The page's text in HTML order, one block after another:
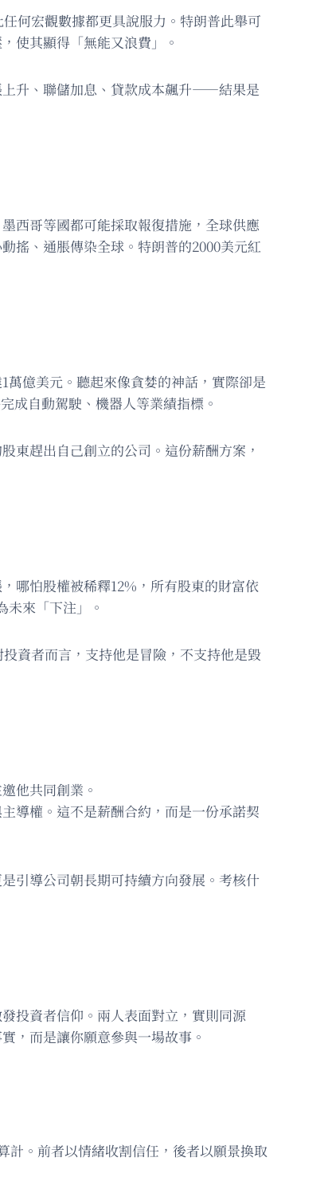
何宏觀數據都更具說服力。特朗普此舉可
使其顯得「無能又浪費」。
上升、聯儲加息、貸款成本飆升——結果是
西哥等國都可能採取報復措施，全球供應
搖、通脹傳染全球。特朗普的2000美元紅
億美元。聽起來像貪婪的神話，實際卻是
成自動駕駛、機器人等業績指標。
東趕出自己創立的公司。這份薪酬方案，
哪怕股權被稀釋12%，所有股東的財富依
來「下注」。
資者而言，支持他是冒險，不支持他是毀
他共同創業。
導權。這不是薪酬合約，而是一份承諾契
引導公司朝長期可持續方向發展。考核什
投資者信仰。兩人表面對立，實則同源
，而是讓你願意參與一場故事。
計。前者以情緒收割信任，後者以願景換取